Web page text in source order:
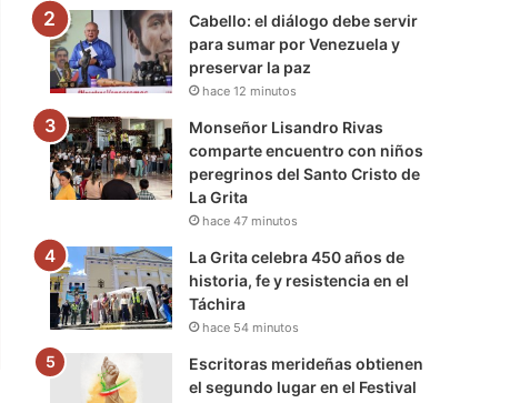
Cabello: el diálogo debe servir
para sumar por Venezuela y
preservar la paz
hace 12 minutos
Monseñor Lisandro Rivas
comparte encuentro con niños
peregrinos del Santo Cristo de
La Grita
hace 47 minutos
La Grita celebra 450 años de
historia, fe y resistencia en el
Táchira
hace 54 minutos
Escritoras merideñas obtienen
el segundo lugar en el Festival